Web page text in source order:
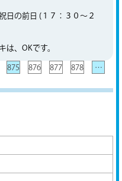
日の前日 (１７：３０～２
は、OKです。
875 876 877 878
…